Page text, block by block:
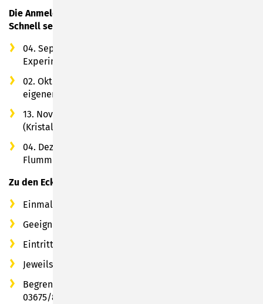
Die Anmeldung für die Angebote ist ab sofort möglich.
Schnell sein lohnt sich:
04. September 2025: Glow in the dark – Kreative
Experimente mit Neon-Leuchten & Schwarzlicht
02. Oktober 2025: Yummi! Gummibären aus dem
eigenen Bonbon-Labor
13. November 2025: Funkelnd & Duftend – Wir gießen
(Kristall)seifen
04. Dezember 2025: Sprung-Power – Wir stellen selbst
Flummis her
Zu den Eckdaten:
Einmal im Monat
Geeignet für Kinder ab 8 Jahren
Eintritt frei
Jeweils von 16 bis ca. 17 Uhr
Begrenzte Plätze & verbindliche Voranmeldung unter:
03675/880-262 oder unter Mail: bibliothek@stadt-